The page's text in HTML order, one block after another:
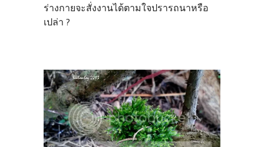
ร่างกายจะสั่งงานได้ตามใจปรารถนาหรือ
เปล่า ?